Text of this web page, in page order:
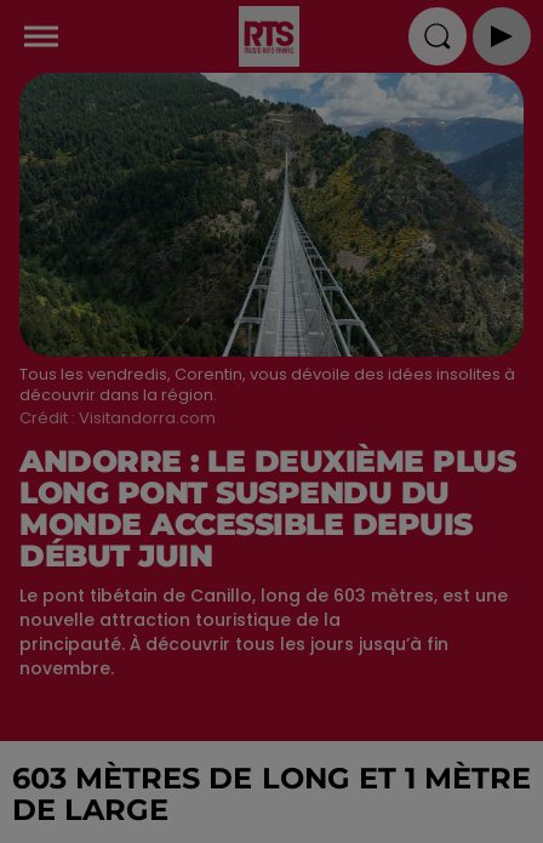
Tous les vendredis, Corentin, vous dévoile des idées insolites à
découvrir dans la région.
Crédit : Visitandorra.com
ANDORRE : LE DEUXIÈME PLUS
LONG PONT SUSPENDU DU
MONDE ACCESSIBLE DEPUIS
DÉBUT JUIN
Le pont tibétain de Canillo, long de 603 mètres, est une
nouvelle attraction touristique de la
principauté. À découvrir tous les jours jusqu’à fin
novembre.
603 MÈTRES DE LONG ET 1 MÈTRE
DE LARGE